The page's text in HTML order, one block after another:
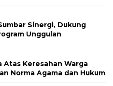
Sinergi, Dukung
Unggulan
Atas Keresahan Warga
Norma Agama dan Hukum